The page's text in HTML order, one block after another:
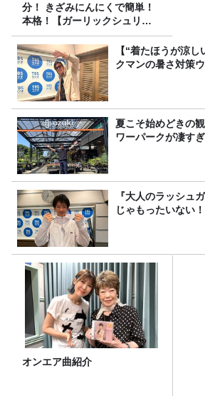
分！ きざみにんにくで簡単！
本格！【ガーリックシュリン
プ】 桃屋のかんたんレシピ
【“着たほうが涼
クマンの暑さ対策
夏こそ始めどきの
ワーパークが凄すぎ
『大人のラッシュ
じゃもったいない
オンエア曲紹介